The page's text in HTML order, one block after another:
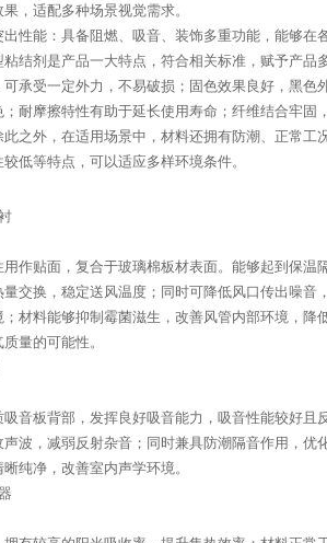
，适配多种场景视觉需求。
性能：具备阻燃、吸音、装饰多重功能，能够在
结剂是产品一大特点，符合相关标准，赋予产品
承受一定外力，不易破损；固色效果良好，黑色
耐摩擦特性有助于延长使用寿命；纤维结合牢固
之外，在适用场景中，材料还拥有防潮、正常工
低等特点，可以适应多样环境条件。
作贴面，复合于玻璃棉板材表面。能够起到保温
交换，稳定送风温度；同时可降低风口传出噪音
材料能够抑制霉菌滋生，改善风管内部环境，降
量的可能性。
音板背部，发挥良好吸音能力，吸音性能较好且
波，减弱反射杂音；同时兼具防潮隔音作用，优
纯净，改善室内声学环境。